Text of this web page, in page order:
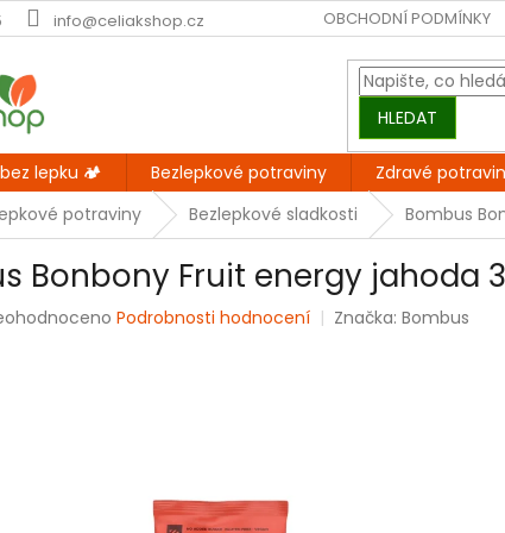
info@celiakshop.cz OBCHODNÍ PODMÍNKY
HLEDAT
lepku 🏕️ Bezlepkové potraviny Zdravé
potraviny Bezlepkové sladkosti Bombus
Bonbony Fruit energy jahoda
Podrobnosti hodnocení Značka: Bombus